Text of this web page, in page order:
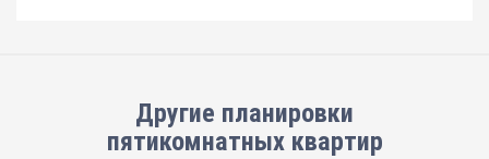
Другие планировки
пятикомнатных квартир